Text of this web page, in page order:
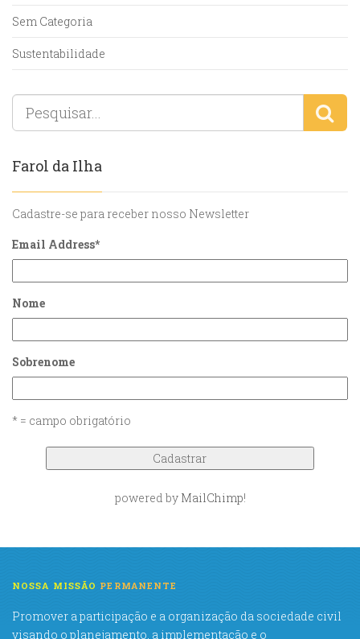
Sem Categoria
Sustentabilidade
Farol da Ilha
Cadastre-se para receber nosso Newsletter
Email Address*
Nome
Sobrenome
* = campo obrigatório
powered by MailChimp!
NOSSA MISSÃO PERMANENTE
Promover a participação e a organização da sociedade civil
visando o planejamento, a implementação e o